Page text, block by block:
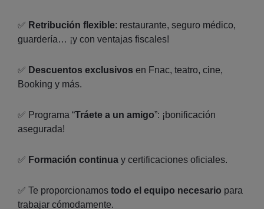
✅ Retribución flexible: restaurante, seguro médico,
guardería… ¡y con ventajas fiscales!
✅ Descuentos exclusivos en Fnac, teatro, cine,
Booking y más.
✅ Programa “Tráete a un amigo”: ¡bonificación
asegurada!
✅ Formación continua y certificaciones oficiales.
✅ Te proporcionamos todo el equipo necesario para
trabajar cómodamente.